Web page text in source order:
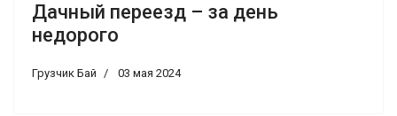
Дачный переезд – за день
недорого
Грузчик Бай 03 мая 2024